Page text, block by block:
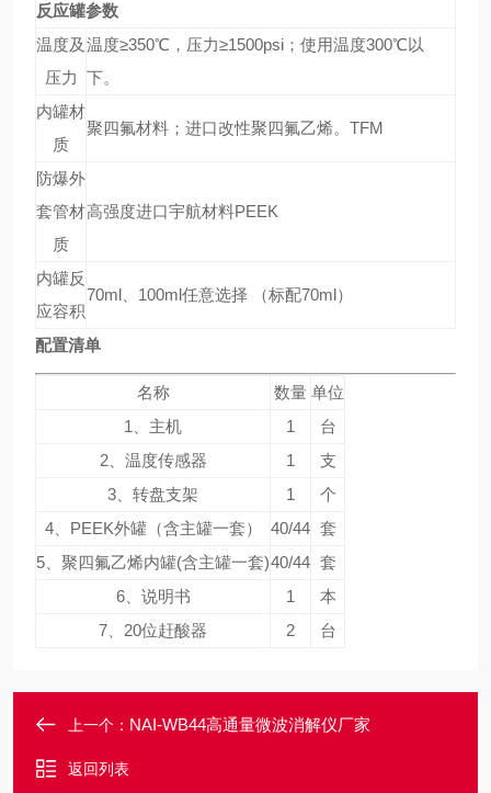
反应罐参数
温度及
压力
温度≥350℃，压力≥1500psi；使用温度300℃以
下。
内罐材
质
聚四氟材料；进口改性聚四氟乙烯。TFM
防爆外
套管材
质
高强度进口宇航材料PEEK
内罐反
应容积
70ml、100ml任意选择 （标配70ml）
配置清单
名称 数量 单位
1、主机
1
台
2、温度传感器
1
支
3、转盘支架
1
个
4、PEEK外罐（含主罐一套）
40/44 套
5、聚四氟乙烯内罐(含主罐一套)40/44 套
6、说明书
1
本
7、20位赶酸器
2 台
上一个： NAI-WB44高通量微波消解仪厂家
返回列表